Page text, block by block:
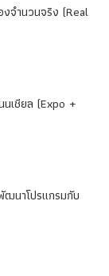
จำนวนจริง (Real
นเชียล (Expo +
นาโปรแกรมกับ